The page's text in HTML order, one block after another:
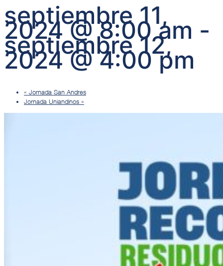
septiembre 11,
2024 @ 8:00 am -
septiembre 12,
2024 @ 4:00 pm
« Jornada San Andres
Jornada Uniandinos »